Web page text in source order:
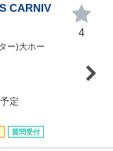
CARNIV
ー)大ホー
定
質問受付
4